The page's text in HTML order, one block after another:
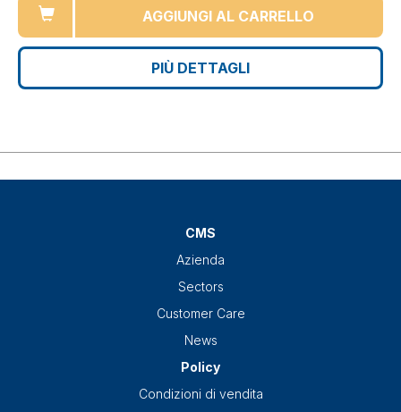
AGGIUNGI AL CARRELLO
PIÙ DETTAGLI
CMS
Azienda
Sectors
Customer Care
News
Policy
Condizioni di vendita